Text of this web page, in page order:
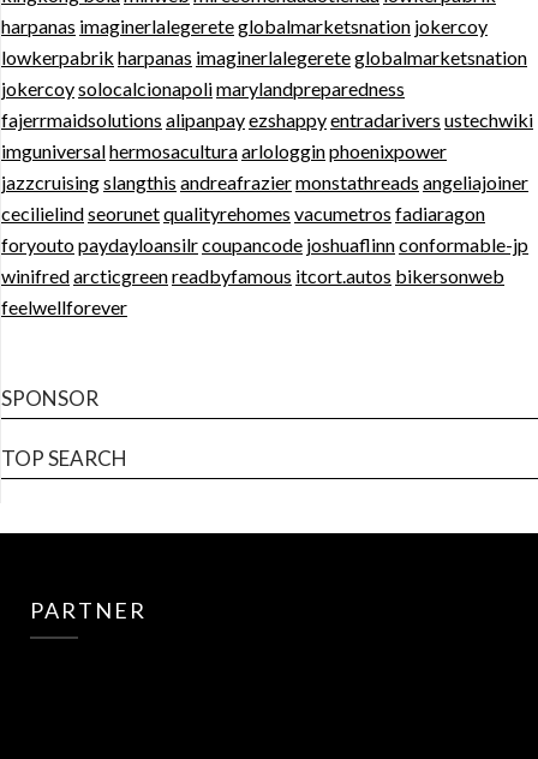
harpanas imaginerlalegereteglobalmarketsnation jokercoy
lowkerpabrik harpanas imaginerlalegereteglobalmarketsnation
jokercoysolocalcionapolimarylandpreparedness
fajerrmaidsolutions alipanpayezshappyentradarivers ustechwiki
imguniversalhermosaculturaarlologginphoenixpower
jazzcruisingslangthis andreafraziermonstathreads angeliajoiner
cecilielindseorunetqualityrehomes vacumetros fadiaragon
foryoutopaydayloansilrcoupancode joshuaflinnconformable-jp
winifredarcticgreenreadbyfamous itcort.autos bikersonweb
feelwellforever
SPONSOR
TOP SEARCH
PARTNER